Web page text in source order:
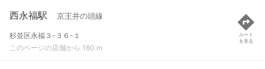
西永福駅 京王井の頭線
杉並区永福３-３６-１
このページの店舗から 180 m
ルート
を見る